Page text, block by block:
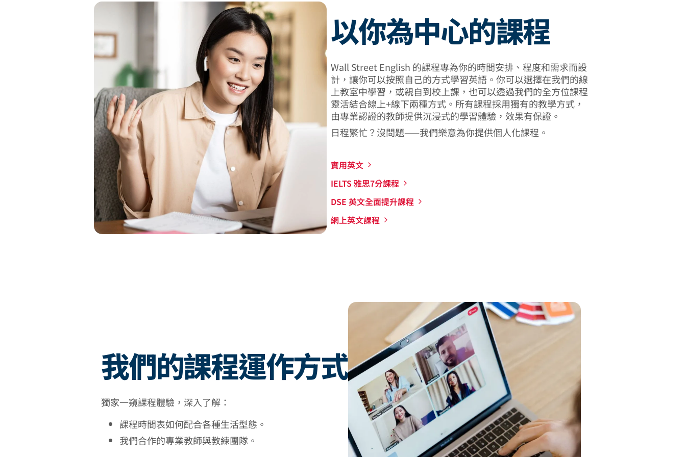
以你為中心的課程
Wall Street English 的課程專為你的時間安排、程度和需求而設
計，讓你可以按照自己的方式學習英語。你可以選擇在我們的線
上教室中學習，或親自到校上課，也可以透過我們的全方位課程
靈活結合線上+線下兩種方式。所有課程採用獨有的教學方式，
由專業認證的教師提供沉浸式的學習體驗，效果有保證。
日程繁忙？沒問題——我們樂意為你提供個人化課程。
實用英文
IELTS 雅思7分課程
DSE 英文全面提升課程
網上英文課程
我們的課程運作方式
獨家一窺課程體驗，深入了解：
課程時間表如何配合各種生活型態。
我們合作的專業教師與教練團隊。